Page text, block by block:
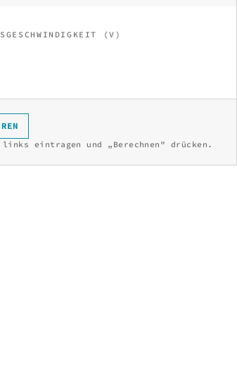
(V)
links eintragen und „Berechnen" drücken.